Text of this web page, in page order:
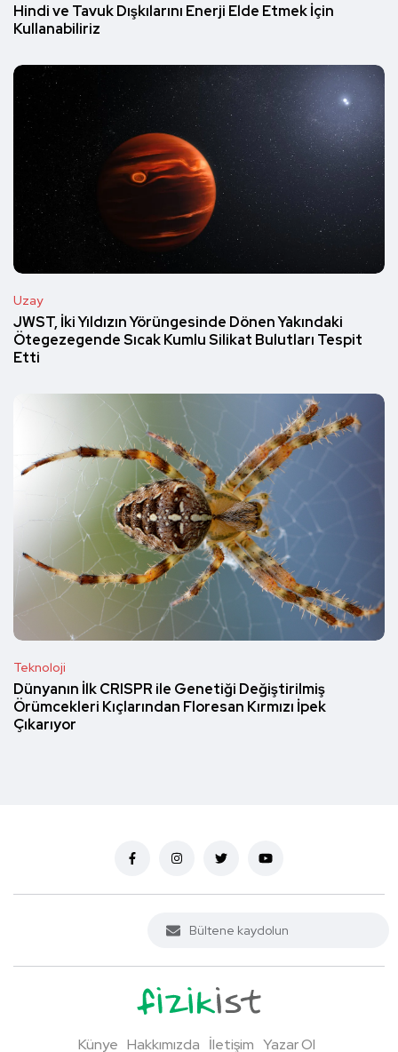
Hindi ve Tavuk Dışkılarını Enerji Elde Etmek İçin
Kullanabiliriz
Uzay
JWST, İki Yıldızın Yörüngesinde Dönen Yakındaki
Ötegezegende Sıcak Kumlu Silikat Bulutları Tespit
Etti
Teknoloji
Dünyanın İlk CRISPR ile Genetiği Değiştirilmiş
Örümcekleri Kıçlarından Floresan Kırmızı İpek
Çıkarıyor
Künye Hakkımızda İletişim Yazar Ol